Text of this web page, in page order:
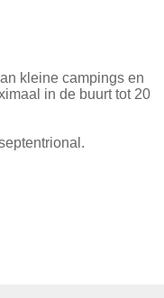
kleine campings en
in de buurt tot 20